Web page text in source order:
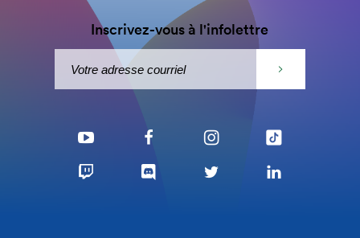
Inscrivez-vous à l'infolettre